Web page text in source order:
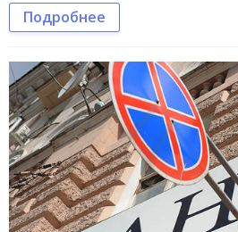
Подробнее